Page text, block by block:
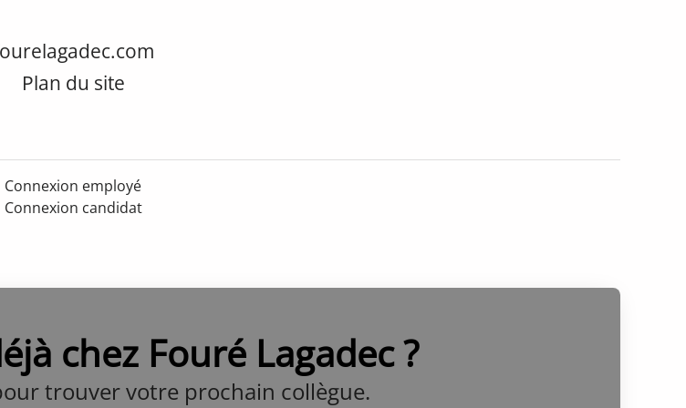
Plan du site
Connexion employé
Connexion candidat
chez Fouré Lagadec ?
trouver votre prochain collègue.